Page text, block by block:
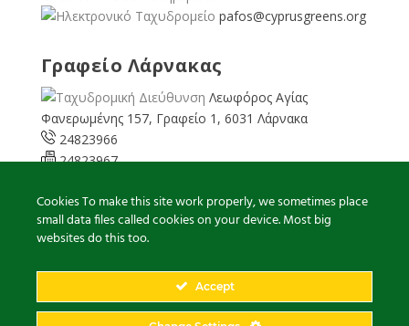
pafos@cyprusgreens.org
Γραφείο Λάρνακας
Λεωφόρος Αγίας
Φανερωμένης 157, Γραφείο 1, 6031 Λάρνακα
24823966
24823967
larnaka@cyprusgreens.
org
2026© Ολα τα δικαιώματα διατηρούνται
Cookies To make this site work properly, we sometimes place
small data files called cookies on your device. Most big
websites do this too.
Accept